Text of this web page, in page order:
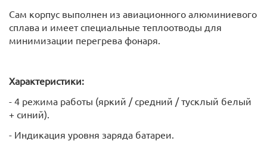
Сам корпус выполнен из авиационного алюминиевого
сплава и имеет специальные теплоотводы для
минимизации перегрева фонаря.
Характеристики:
- 4 режима работы (яркий / средний / тусклый белый
+ синий).
- Индикация уровня заряда батареи.